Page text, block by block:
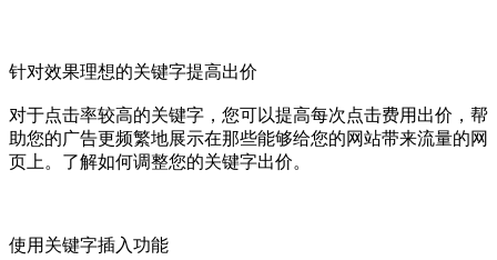
针对效果理想的关键字提高出价
对于点击率较高的关键字，您可以提高每次点击费用出价，帮
助您的广告更频繁地展示在那些能够给您的网站带来流量的网
页上。了解如何调整您的关键字出价。
使用关键字插入功能